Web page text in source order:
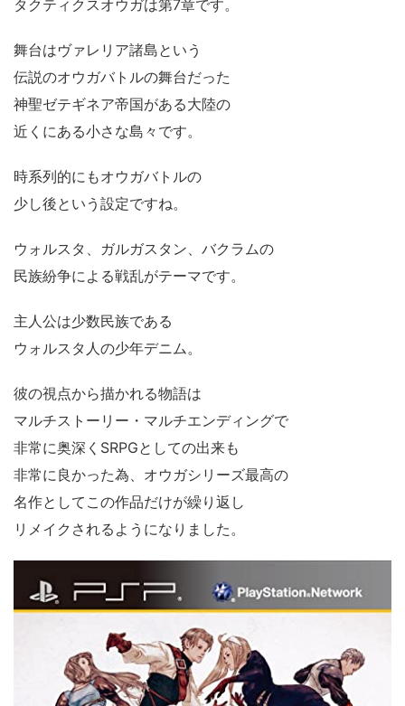
タクティクスオウガは第7章です。
舞台はヴァレリア諸島という
伝説のオウガバトルの舞台だった
神聖ゼテギネア帝国がある大陸の
近くにある小さな島々です。
時系列的にもオウガバトルの
少し後という設定ですね。
ウォルスタ、ガルガスタン、バクラムの
民族紛争による戦乱がテーマです。
主人公は少数民族である
ウォルスタ人の少年デニム。
彼の視点から描かれる物語は
マルチストーリー・マルチエンディングで
非常に奥深くSRPGとしての出来も
非常に良かった為、オウガシリーズ最高の
名作としてこの作品だけが繰り返し
リメイクされるようになりました。